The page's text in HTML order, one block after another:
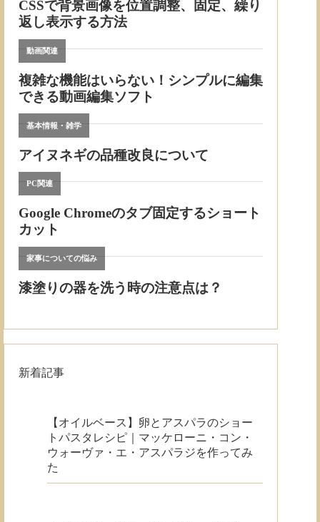
新着記事
【オイルベース】卵とアスパラのショー
トパスタレシピ｜マッケローニ・コン・
ウォーヴァ・エ・アスパラジを作ってみ
た